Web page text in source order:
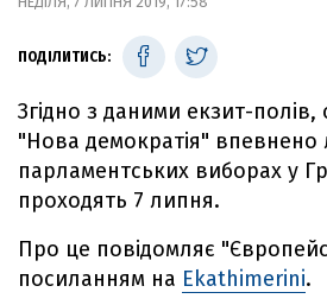
ПОДІЛИТИСЬ:
Згідно з даними екзит-полів,
"Нова демократія" впевнено
парламентських виборах у
проходять 7 липня.
Про це повідомляє
посиланням на Ekathimerini.